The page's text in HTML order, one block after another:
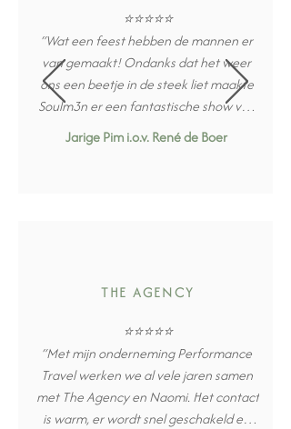
⭐⭐⭐⭐⭐
“Wat een feest hebben de mannen er
van gemaakt! Ondanks dat het weer
ons een beetje in de steek liet maakte
Soulm3n er een fantastische show van
en het zou mij niet verbazen als er
hierdoor meer boekingen volgen. Top
Jarige Pim i.o.v. René de Boer
THE AGENCY
⭐⭐⭐⭐⭐
“Met mijn onderneming Performance
Travel werken we al vele jaren samen
met The Agency en Naomi. Het contact
is warm, er wordt snel geschakeld en